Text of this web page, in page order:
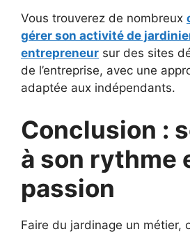
Vous trouverez de nombreux
gérer son activité de
entrepreneur sur des sites
de l’entreprise, avec une
adaptée aux indépendants.
Conclusion :
à son rythme
passion
Faire du jardinage un métier,